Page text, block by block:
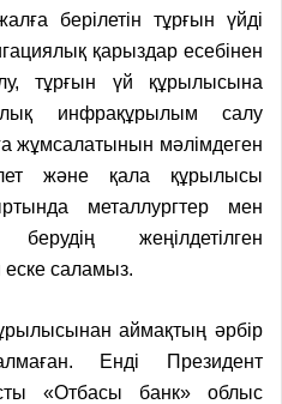
берілетін тұрғын үйді
қарыздар есебінен
тұрғын үй құрылысына
инфрақұрылым салу
жұмсалатынын мәлімдеген
және қала құрылысы
металлургтер мен
жеңілдетілген
саламыз.
аймақтың әрбір
Енді Президент
«Отбасы банк» облыс